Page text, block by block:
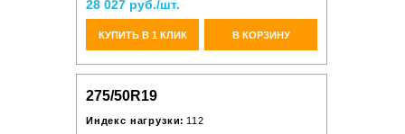
28 027 руб./шт.
КУПИТЬ В 1 КЛИК В КОРЗИНУ
275/50R19
Индекс нагрузки: 112